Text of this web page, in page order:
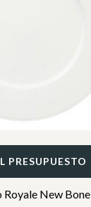
PRESUPUESTO
New Bone